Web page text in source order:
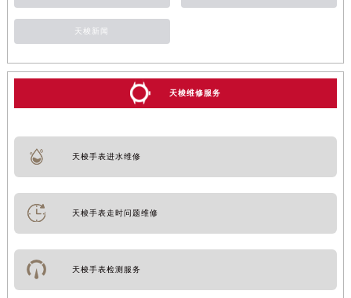
天梭新闻
天梭维修服务
天梭手表进水维修
天梭手表走时问题维修
天梭手表检测服务